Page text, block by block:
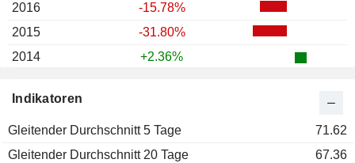
Indikatoren
Gleitender Durchschnitt 5 Tage
71.62
Gleitender Durchschnitt 20 Tage
67.36
2016
-15.78%
2015
-31.80%
2014
+2.36%
2012
2011
-21.28%
2010
+8.04%